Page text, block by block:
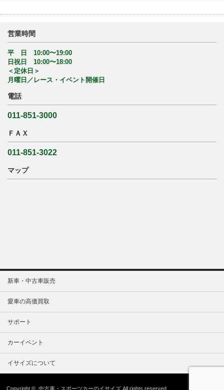
営業時間
平 日 10:00〜19:00
日祝日 10:00〜18:00
＜定休日＞
月曜日／レース・イベント開催日
電話
011-851-3000
ＦＡＸ
011-851-3022
マップ
新車・中古車販売
愛車の高価買取
サポート
カーイベント
イサイズについて
Copyright ©中古車・スポーツカーのイサイズ All rights reserved.